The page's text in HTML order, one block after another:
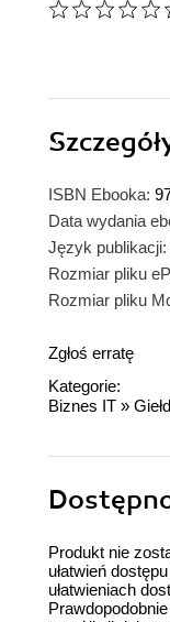
ISBN Ebooka:
Data wydania
Język publikacji:
Rozmiar pliku
Rozmiar pliku
Zgłoś erratę
Kategorie:
Biznes IT »
Produkt nie
ułatwień
ułatwieniach